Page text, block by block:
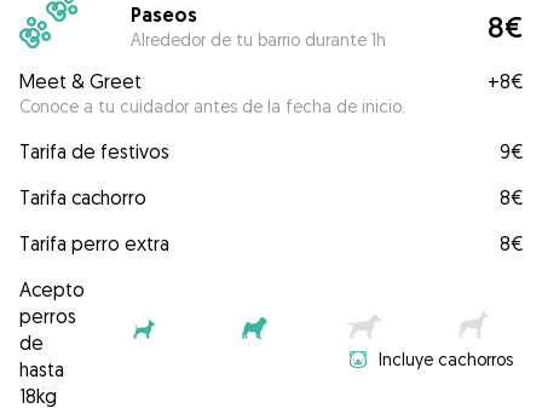
Paseos
Alrededor de tu barrio durante 1h 8€
Meet & Greet
Conoce a tu cuidador antes de la fecha de inicio.
+8€
Tarifa de festivos
9€
Tarifa cachorro
8€
Tarifa perro extra
8€
Acepto
perros
de
hasta
18kg
Incluye cachorros